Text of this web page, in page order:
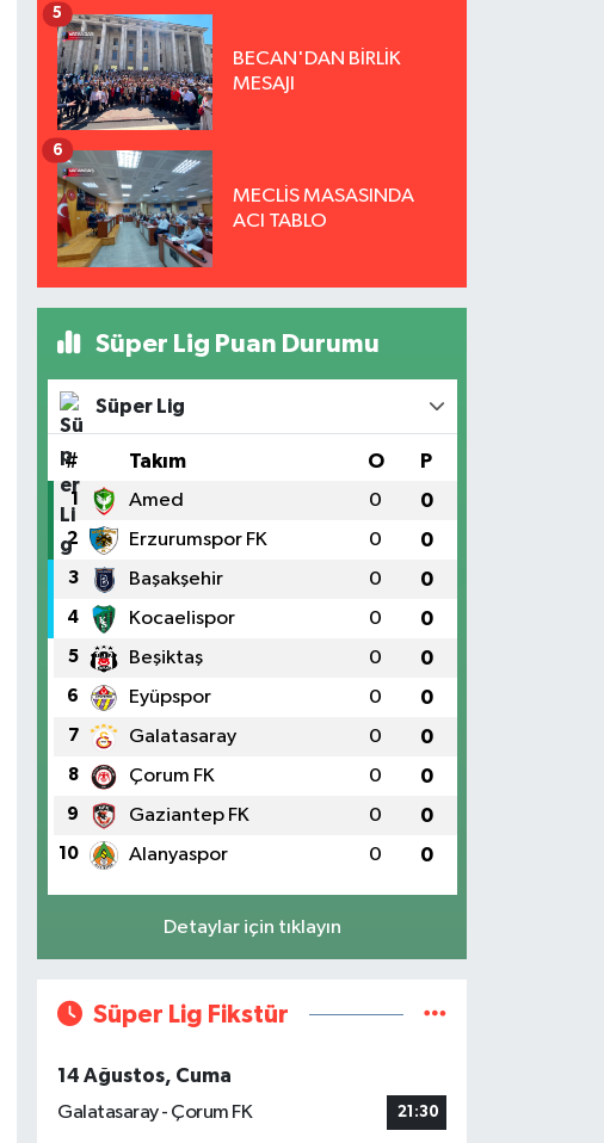
BECAN'DAN BİRLİK
MESAJI
5
MECLİS MASASINDA
ACI TABLO
6
Süper Lig Puan Durumu
Süper Lig
# Takım O P
1 Amed 0 0
2 Erzurumspor FK 0 0
3 Başakşehir 0 0
4 Kocaelispor 0 0
5 Beşiktaş 0 0
6 Eyüpspor 0 0
7 Galatasaray 0 0
8 Çorum FK 0 0
9 Gaziantep FK 0 0
10 Alanyaspor 0 0
Detaylar için tıklayın
Süper Lig Fikstür
14 Ağustos, Cuma
Galatasaray - Çorum FK
21:30